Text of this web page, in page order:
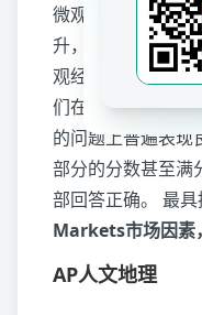
微观经济的3分率
升，
5分率达到了
观经济的考生中，
们在有关Unit2
的问题上普遍表现
部分的分数甚至满
部回答正确。 最
Markets市场因素
AP人文地理